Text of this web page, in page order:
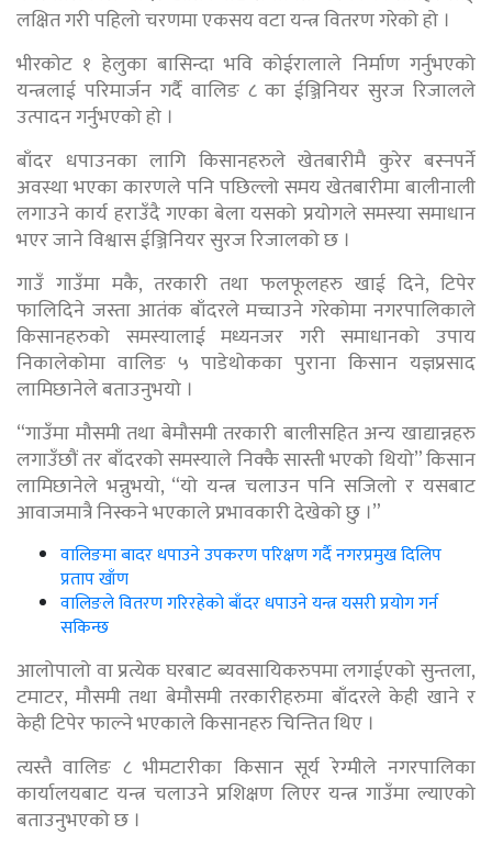
लक्षित गरी पहिलो चरणमा एकसय वटा यन्त्र वितरण गरेको हो ।
भीरकोट १ हेलुका बासिन्दा भवि कोईरालाले निर्माण गर्नुभएको
यन्त्रलाई परिमार्जन गर्दै वालिङ ८ का ईञ्जिनियर सुरज रिजालले
उत्पादन गर्नुभएको हो ।
बाँदर धपाउनका लागि किसानहरुले खेतबारीमै कुरेर बस्नपर्ने
अवस्था भएका कारणले पनि पछिल्लो समय खेतबारीमा बालीनाली
लगाउने कार्य हराउँदै गएका बेला यसको प्रयोगले समस्या समाधान
भएर जाने विश्वास ईञ्जिनियर सुरज रिजालको छ ।
गाउँ गाउँमा मकै, तरकारी तथा फलफूलहरु खाई दिने, टिपेर
फालिदिने जस्ता आतंक बाँदरले मच्चाउने गरेकोमा नगरपालिकाले
किसानहरुको समस्यालाई मध्यनजर गरी समाधानको उपाय
निकालेकोमा वालिङ ५ पाडेथोकका पुराना किसान यज्ञप्रसाद
लामिछानेले बताउनुभयो ।
“गाउँमा मौसमी तथा बेमौसमी तरकारी बालीसहित अन्य खाद्यान्नहरु
लगाउँछौं तर बाँदरको समस्याले निक्कै सास्ती भएको थियो” किसान
लामिछानेले भन्नुभयो, “यो यन्त्र चलाउन पनि सजिलो र यसबाट
आवाजमात्रै निस्कने भएकाले प्रभावकारी देखेको छु ।”
वालिङमा बादर धपाउने उपकरण परिक्षण गर्दै नगरप्रमुख दिलिप
प्रताप खाँण
वालिङले वितरण गरिरहेको बाँदर धपाउने यन्त्र यसरी प्रयोग गर्न
सकिन्छ
आलोपालो वा प्रत्येक घरबाट ब्यवसायिकरुपमा लगाईएको सुन्तला,
टमाटर, मौसमी तथा बेमौसमी तरकारीहरुमा बाँदरले केही खाने र
केही टिपेर फाल्ने भएकाले किसानहरु चिन्तित थिए ।
त्यस्तै वालिङ ८ भीमटारीका किसान सूर्य रेग्मीले नगरपालिका
कार्यालयबाट यन्त्र चलाउने प्रशिक्षण लिएर यन्त्र गाउँमा ल्याएको
बताउनुभएको छ ।